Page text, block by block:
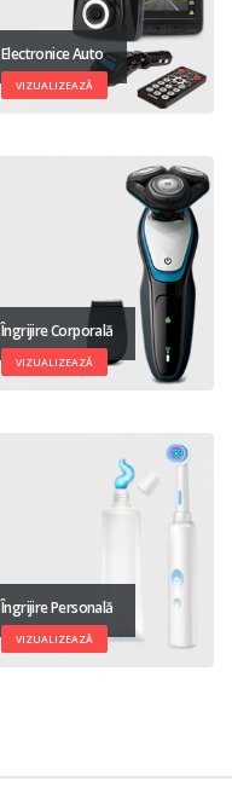
Electronice Auto
VIZUALIZEAZĂ
Îngrijire Corporală
VIZUALIZEAZĂ
Îngrijire Personală
VIZUALIZEAZĂ